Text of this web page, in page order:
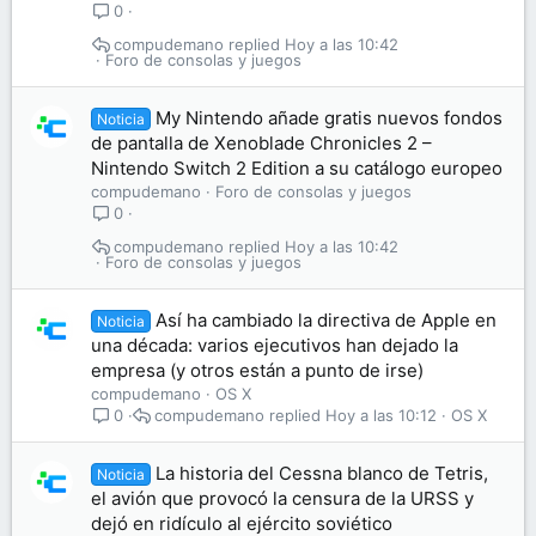
0
Foro de consolas y juegos
Hoy a las 10:42
compudemano
Noticia
My Nintendo añade gratis nuevos fondos
de pantalla de Xenoblade Chronicles 2 –
Nintendo Switch 2 Edition a su catálogo europeo
compudemano
Foro de consolas y juegos
0
Foro de consolas y juegos
Hoy a las 10:42
compudemano
Noticia
Así ha cambiado la directiva de Apple en
una década: varios ejecutivos han dejado la
empresa (y otros están a punto de irse)
compudemano
OS X
0
OS X
Hoy a las 10:12
compudemano
Noticia
La historia del Cessna blanco de Tetris,
el avión que provocó la censura de la URSS y
dejó en ridículo al ejército soviético